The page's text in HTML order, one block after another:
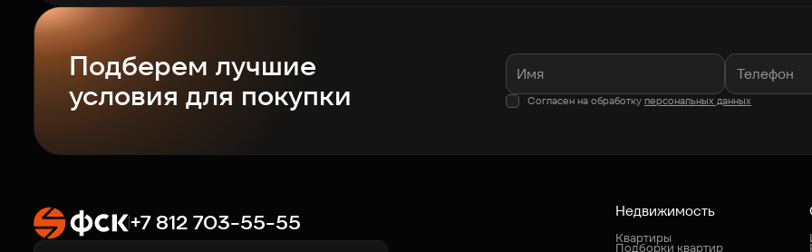
Подберем лучшие
условия для покупки
Согласен на обработкуперсональных данных
+7 812 703-55-55 Недвижимость
Квартиры
Подборки квартир